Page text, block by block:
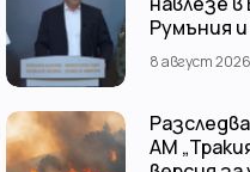
Румъния
8 август 2026
АМ